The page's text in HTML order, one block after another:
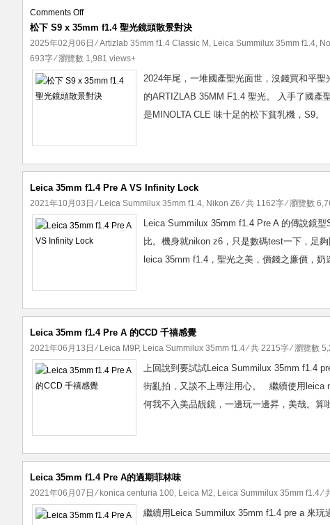
Comments Offon
松
下
S9
x
頭
決
松下 S9 x 35mm f1.4 聖光鏡頭散景對決
2025年02月06日 ⁄Artizlab 35mm f1.4 Classic M , Leica Summilux 35mm f1.4,
693字 ⁄ 瀏覽數 1,981 views+
2024年尾，一堆國產聖光面世，沒錢買和平
的ARTIZLAB 35MM F1.4 聖光。 入手了國產
是MINOLTA CLE 味十足的松下貧乳機，S9
Leica 35mm f1.4 Pre A VS Infinity Lock
2021年10月03日 ⁄ Leica Summilux 35mm f1.4, Nikon Z6⁄ 共 1162字 ⁄ 瀏覽數
Leica Summilux 35mm f1.4 Pre A 的傳說鏡
比。機身就nikon z6，只是數碼test一下，足
leica 35mm f1.4，聖光之美，價錢之廉價，
Leica 35mm f1.4 Pre A 的CCD 千禧感覺
2021年06月13日 ⁄ Leica M9P, Leica Summilux 35mm f1.4⁄ 共 2215字 ⁄ 瀏覽數
上回說到要試試Leica Summilux 35mm f1.4
街亂拍，又談不上專注用心。 繼續使用leica
何我不入美品靚鏡，一邊玩一邊昇，美哉。算
Leica 35mm f1.4 Pre A的過期菲林味
2021年06月07日 ⁄ konica centuria 100, Leica M2, Leica Summilux 35mm f1.4⁄
繼續用Leica Summilux 35mm f1.4 pre a 來